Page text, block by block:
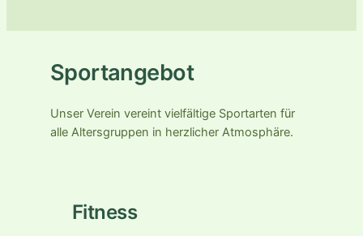
Sportangebot
Unser Verein vereint vielfältige Sportarten für
alle Altersgruppen in herzlicher Atmosphäre.
Fitness